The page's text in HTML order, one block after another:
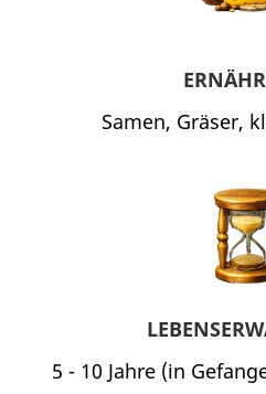
Samen, Gräser,
5 - 10 Jahre (in